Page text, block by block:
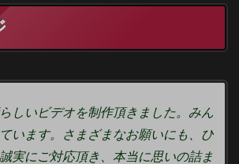
しいビデオを制作頂きました。みん
います。さまざまなお願いにも、ひ
実にご対応頂き、本当に思いの詰ま